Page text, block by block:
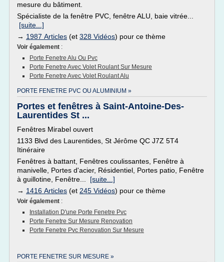
mesure du bâtiment.
Spécialiste de la fenêtre PVC, fenêtre ALU, baie vitrée...
[suite...]
→ 1987 Articles (et 328 Vidéos) pour ce thème
Voir également :
Porte Fenetre Alu Ou Pvc
Porte Fenetre Avec Volet Roulant Sur Mesure
Porte Fenetre Avec Volet Roulant Alu
PORTE FENETRE PVC OU ALUMINIUM »
Portes et fenêtres à Saint-Antoine-Des-
Laurentides St ...
Fenêtres Mirabel ouvert
1133 Blvd des Laurentides, St Jérôme QC J7Z 5T4
Itinéraire
Fenêtres à battant, Fenêtres coulissantes, Fenêtre à
manivelle, Portes d'acier, Résidentiel, Portes patio, Fenêtre
à guillotine, Fenêtre... [suite...]
→ 1416 Articles (et 245 Vidéos) pour ce thème
Voir également :
Installation D'une Porte Fenetre Pvc
Porte Fenetre Sur Mesure Renovation
Porte Fenetre Pvc Renovation Sur Mesure
PORTE FENETRE SUR MESURE »